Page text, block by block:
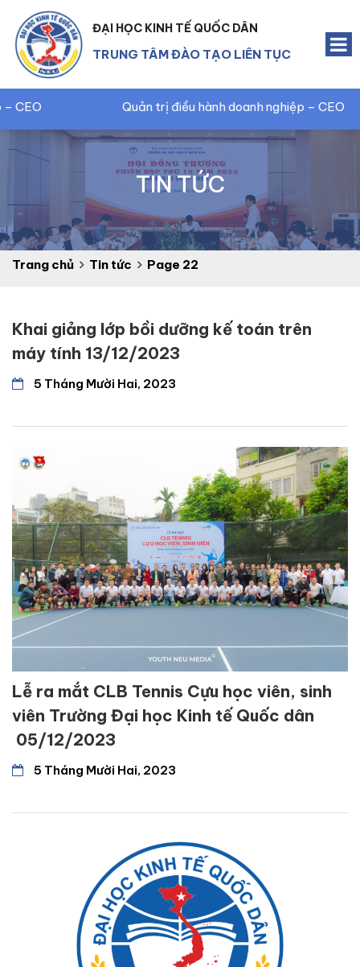
ĐẠI HỌC KINH TẾ QUỐC DÂN
TRUNG TÂM ĐÀO TẠO LIÊN TỤC
Quản trị điều hành doanh nghiệp – CEO
TIN TỨC
Trang chủ Tin tức Page 22
Khai giảng lớp bồi dưỡng kế toán trên
máy tính 13/12/2023
5 Tháng Mười Hai, 2023
Lễ ra mắt CLB Tennis Cựu học viên, sinh
viên Trường Đại học Kinh tế Quốc dân
05/12/2023
5 Tháng Mười Hai, 2023